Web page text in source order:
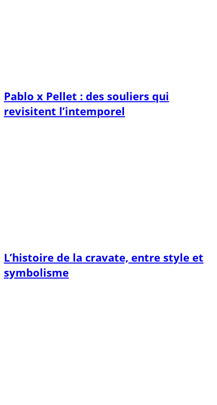
Pablo x Pellet : des souliers qui
revisitent l’intemporel
L’histoire de la cravate, entre style et
symbolisme